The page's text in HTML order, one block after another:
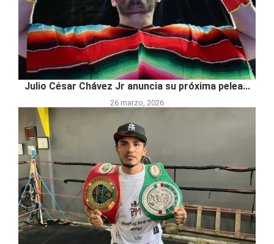
Julio César Chávez Jr anuncia su próxima pelea...
26 marzo, 2026